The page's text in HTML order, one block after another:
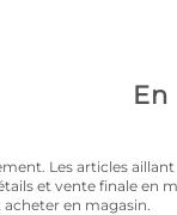
Les articles
et vente finale
en magasin.